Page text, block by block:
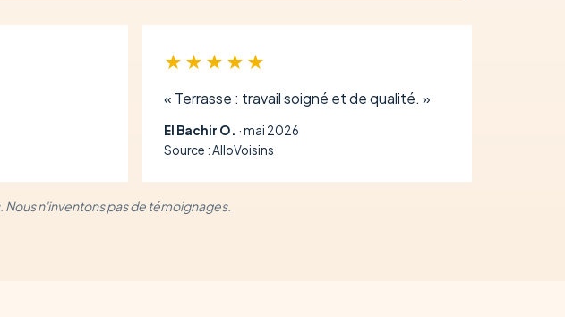
★★★★★
« Terrasse : travail soigné et de qualité. »
El Bachir O. · mai 2026
Source : AlloVoisins
Nous n'inventons pas de témoignages.